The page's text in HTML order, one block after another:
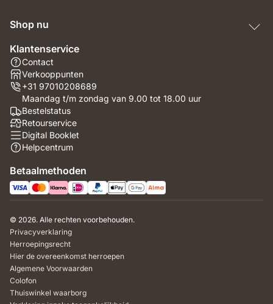
Shop nu
Klantenservice
Contact
Verkooppunten
+31 97010208689
Maandag t/m zondag van 9.00 tot 18.00 uur
Bestelstatus
Retourservice
Digital Booklet
Helpcentrum
Betaalmethoden
© 2026. Alle rechten voorbehouden.
Privacyverklaring
Herroepingsrecht
Hier de overeenkomst herroepen
Algemene Voorwaarden
Colofon
Thuiswinkel waarborg